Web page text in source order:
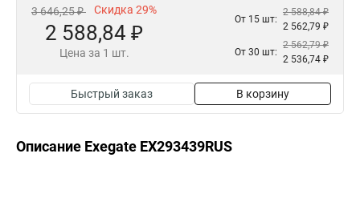
3 646,25 ₽ Скидка 29%
2 588,84 ₽
Цена за 1 шт.
От 15 шт:
2 588,84 ₽
2 562,79 ₽
От 30 шт:
2 562,79 ₽
2 536,74 ₽
Быстрый заказ В корзину
Описание Exegate EX293439RUS